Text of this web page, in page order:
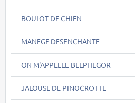
BOULOT DE CHIEN
MANEGE DESENCHANTE
ON M'APPELLE BELPHEGOR
JALOUSE DE PINOCROTTE